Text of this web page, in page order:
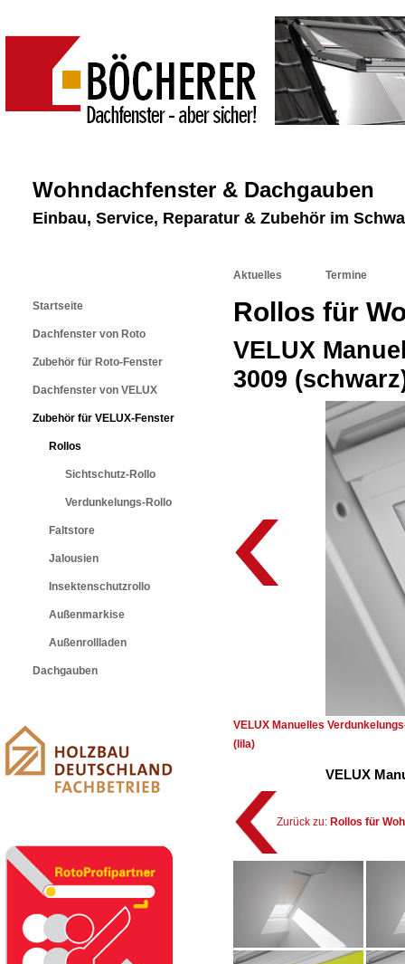
Wohndachfenster & Dachgauben
Einbau, Service, Reparatur & Zubehör im
Startseite
Dachfenster von Roto
Zubehör für Roto-Fenster
Dachfenster von VELUX
Zubehör für VELUX-Fenster
Rollos
Sichtschutz-Rollo
Verdunkelungs-Rollo
Faltstore
Jalousien
Insektenschutzrollo
Außenmarkise
Außenrollladen
Dachgauben
Aktuelles Termine
Rollos für
VELUX
3009
VELUX Manuelles
(lila)
VELUX
Zurück zu: Rollos für